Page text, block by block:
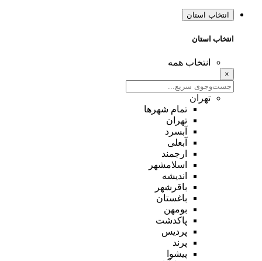
انتخاب استان
انتخاب استان
انتخاب همه
×
تهران
تمام شهر‌ها
تهران
آبسرد
آبعلی
ارجمند
اسلامشهر
اندیشه
باقرشهر
باغستان
بومهن
پاکدشت
پردیس
پرند
پیشوا